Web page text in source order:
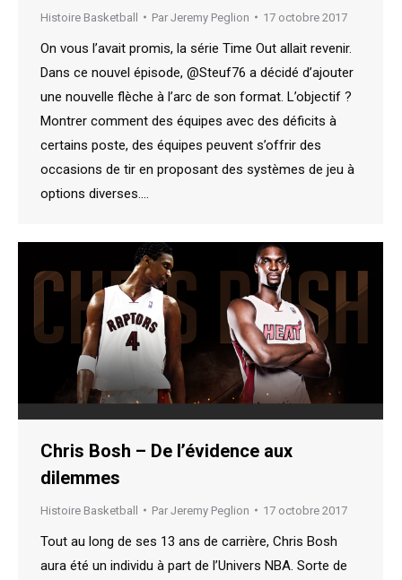
Histoire Basketball Par Jeremy Peglion 17 octobre 2017
On vous l’avait promis, la série Time Out allait revenir.
Dans ce nouvel épisode, @Steuf76 a décidé d’ajouter
une nouvelle flèche à l’arc de son format. L’objectif ?
Montrer comment des équipes avec des déficits à
certains poste, des équipes peuvent s’offrir des
occasions de tir en proposant des systèmes de jeu à
options diverses.…
Chris Bosh – De l’évidence aux
dilemmes
Histoire Basketball Par Jeremy Peglion 17 octobre 2017
Tout au long de ses 13 ans de carrière, Chris Bosh
aura été un individu à part de l’Univers NBA. Sorte de